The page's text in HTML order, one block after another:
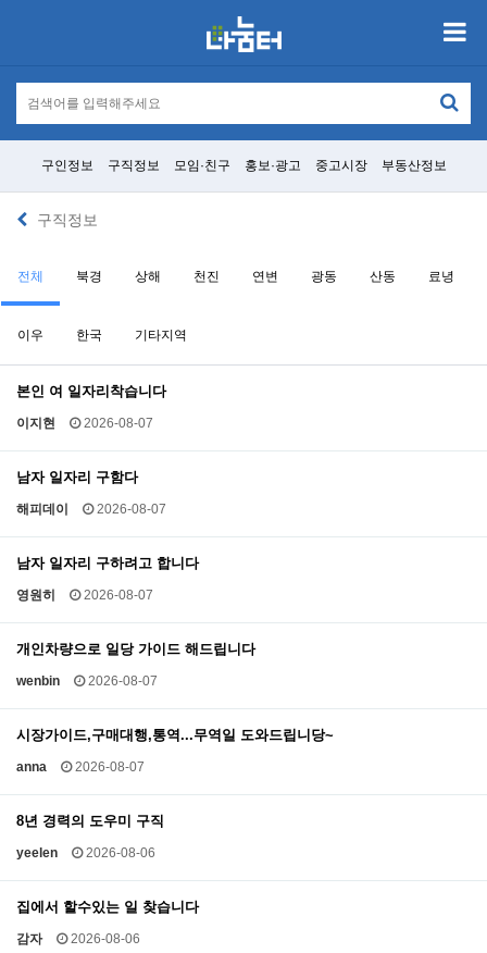
구인정보 구직정보 모임·친구 홍보·광고 중고시장 부동산정보
구직정보
전체 북경 상해 천진 연변 광동 산동 료녕
이우 한국 기타지역
본인 여 일자리착습니다
이지현 2026-08-07
남자 일자리 구함다
해피데이 2026-08-07
남자 일자리 구하려고 합니다
영원히 2026-08-07
개인차량으로 일당 가이드 해드립니다
wenbin 2026-08-07
시장가이드,구매대행,통역...무역일 도와드립니당~
anna 2026-08-07
8년 경력의 도우미 구직
yeelen 2026-08-06
집에서 할수있는 일 찾습니다
감자 2026-08-06